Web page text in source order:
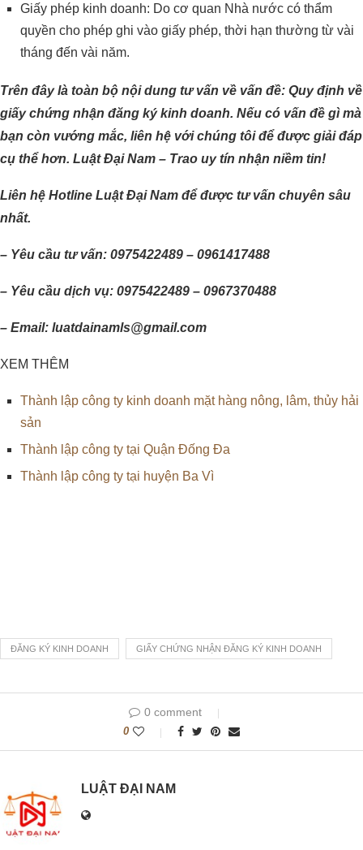
Giấy phép kinh doanh: Do cơ quan Nhà nước có thẩm
quyền cho phép ghi vào giấy phép, thời hạn thường từ vài
tháng đến vài năm.
Trên đây là toàn bộ nội dung tư vấn về vấn đề: Quy định về
giấy chứng nhận đăng ký kinh doanh. Nếu có vấn đề gì mà
bạn còn vướng mắc, liên hệ với chúng tôi để được giải đáp
cụ thể hơn. Luật Đại Nam – Trao uy tín nhận niềm tin!
Liên hệ Hotline Luật Đại Nam để được tư vấn chuyên sâu
nhất.
– Yêu cầu tư vấn: 0975422489 – 0961417488
– Yêu cầu dịch vụ: 0975422489 – 0967370488
– Email: luatdainamls@gmail.com
XEM THÊM
Thành lập công ty kinh doanh mặt hàng nông, lâm, thủy hải
sản
Thành lập công ty tại Quận Đống Đa
Thành lập công ty tại huyện Ba Vì
ĐĂNG KÝ KINH DOANH GIẤY CHỨNG NHẬN ĐĂNG KÝ KINH DOANH
0 comment
0
LUẬT ĐẠI NAM